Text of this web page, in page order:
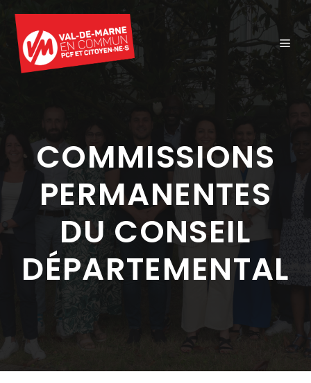
contenu
COMMISSIONS
PERMANENTES
DU CONSEIL
DÉPARTEMENTAL